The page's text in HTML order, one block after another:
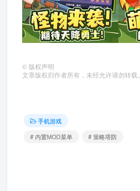
© 版权声明
文章版权归作者所有，未经允许请勿转载。
手机游戏
# 内置MOD菜单
# 策略塔防